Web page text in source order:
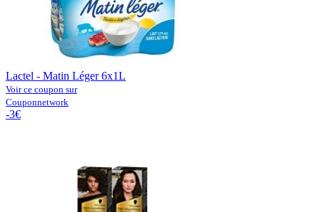
Lactel - Matin Léger 6x1L
Voir ce coupon sur
Couponnetwork
-3€